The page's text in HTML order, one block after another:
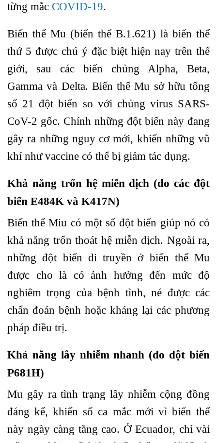
từng mắc COVID-19.
Biến thể Mu (biến thể B.1.621) là biến thể
thứ 5 được chú ý đặc biệt hiện nay trên thế
giới, sau các biến chủng Alpha, Beta,
Gamma và Delta. Biến thể Mu sở hữu tổng
số 21 đột biến so với chủng virus SARS-
CoV-2 gốc. Chính những đột biến này đang
gây ra những nguy cơ mới, khiến những vũ
khí như vaccine có thể bị giảm tác dụng.
Khả năng trốn hệ miễn dịch (do các đột
biến E484K và K417N)
Biến thể Miu có một số đột biến giúp nó có
khả năng trốn thoát hệ miễn dịch. Ngoài ra,
những đột biến di truyền ở biến thể Mu
được cho là có ảnh hưởng đến mức độ
nghiêm trọng của bệnh tình, né được các
chẩn đoán bệnh hoặc kháng lại các phương
pháp điều trị.
Khả năng lây nhiễm nhanh (do đột biến
P681H)
Mu gây ra tình trạng lây nhiễm cộng đồng
đáng kể, khiến số ca mắc mới vì biến thể
này ngày càng tăng cao. Ở Ecuador, chỉ vài